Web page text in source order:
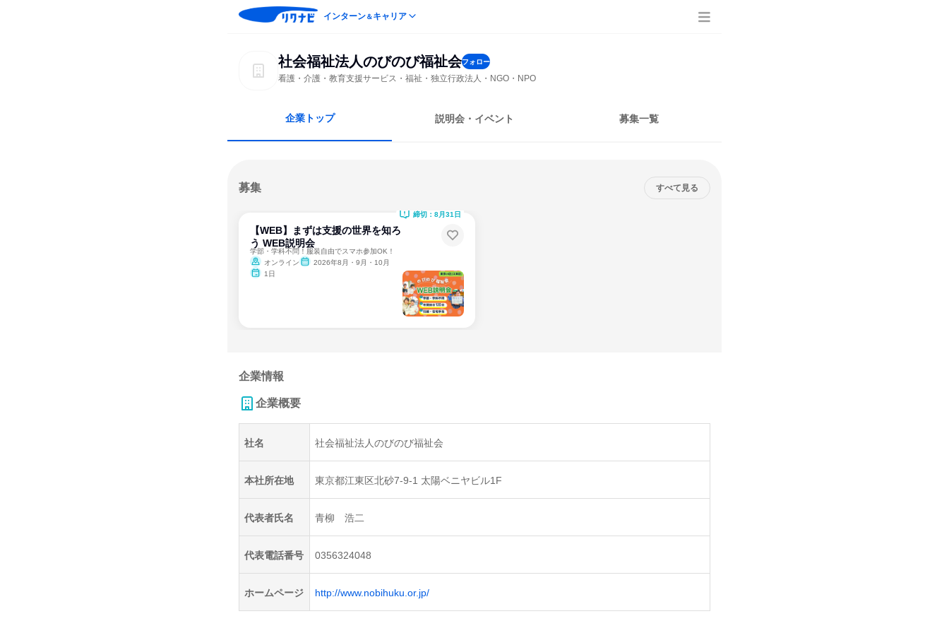
インターン＆キャリア
社会福祉法人のびのび福祉会フォロー
看護・介護・教育支援サービス・福祉・独立行政法人・NGO・NPO
企業トップ 説明会・イベント 募集一覧
募集 すべて見る
【WEB】まずは支援の世界を知ろ
う WEB説明会
学部・学科不問！服装自由でスマホ参加OK！
オンライン
2026年8月・9月・10月
1日
締切：8月31日
企業情報
企業概要
社名 社会福祉法人のびのび福祉会
本社所在地 東京都江東区北砂7-9-1 太陽ベニヤビル1F
代表者氏名 青柳 浩二
代表電話番号 0356324048
ホームページ http://www.nobihuku.or.jp/